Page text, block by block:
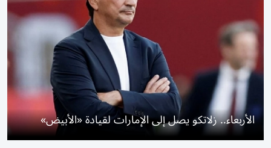
الأربعاء.. زلاتكو يصل إلى الإمارات لقيادة «الأبيض»